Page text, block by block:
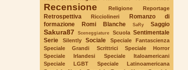
Recensione Religione Reportage
Retrospettiva Ricciolineri
Romanzo di
formazione
Romi Blanche SaRy Saggio
Sakura87 Sceneggiature Scuola Sentimentale
Serie
Silently Sociale
Speciale Fantascienza
Speciale Grandi Scrittrici
Speciale Horror
Speciale Irlandesi
Speciale Italoamericani
Speciale LGBT
Speciale Latinoamericana